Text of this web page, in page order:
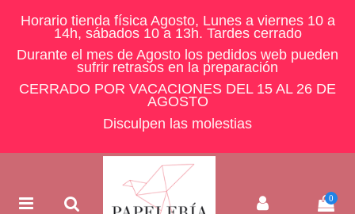
Horario tienda física Agosto, Lunes a viernes 10 a
14h, sábados 10 a 13h. Tardes cerrado
Durante el mes de Agosto los pedidos web pueden
sufrir retrasos en la preparación
CERRADO POR VACACIONES DEL 15 AL 26 DE
AGOSTO
Disculpen las molestias
0